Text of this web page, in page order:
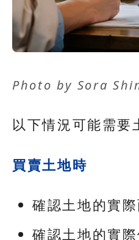
Photo by Sora
以下情況可能需要
買賣土地時
確認土地的實
確認土地的實